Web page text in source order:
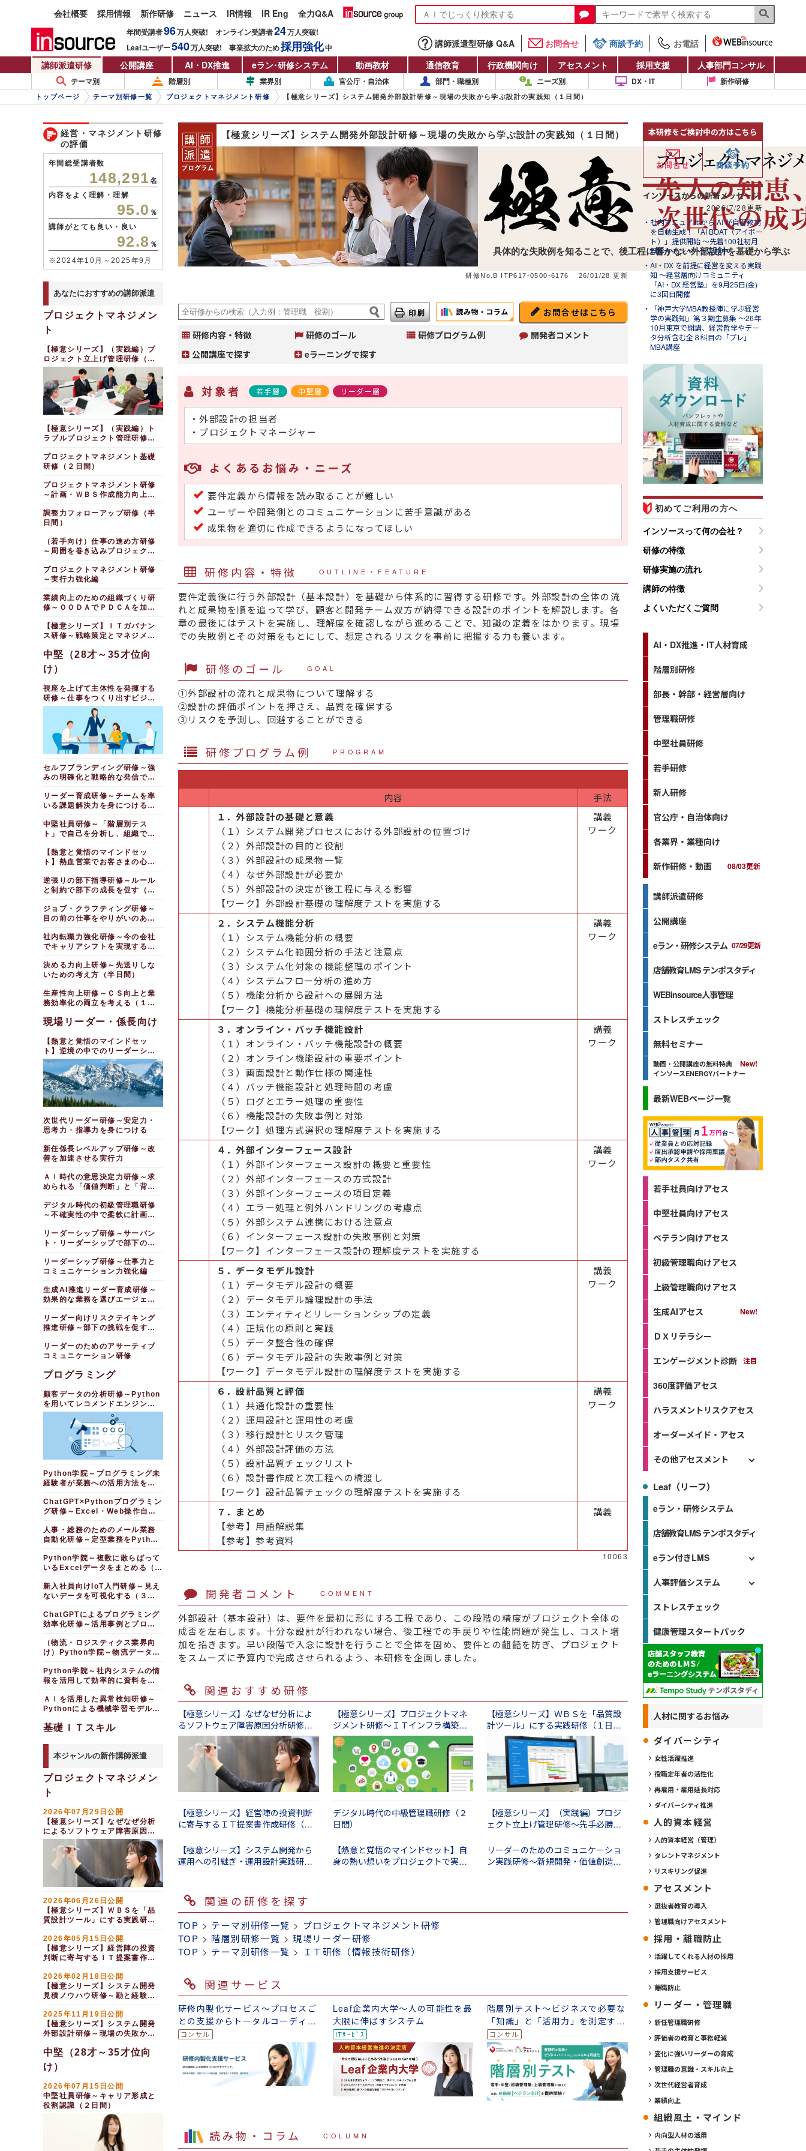
会社概要 採用情報 新作研修 ニュース IR情報 IR Eng 全力Q&A
年間受講者96万人突破! オンライン受講者24万人突破!
Leafユーザー540万人突破! 事業拡大のため採用強化中 講師派遣型研修 Q&A お問合せ 商談予約
お電話
講師派遣研修
公開講座 AI・DX推進 eラン・研修システム 動画教材 通信教育 行政機関向け アセスメント 採用支援 人事部門コンサル
テーマ別 階層別 業界別 官公庁・自治体 部門・職種別 ニーズ別 DX・IT 新作研修
トップページ テーマ別研修一覧 プロジェクトマネジメント研修 【極意シリーズ】システム開発外部設計研修～現場の失敗から学ぶ設計の実践知（１日間）
【極意シリーズ】システム開発外部設計研修～現場の失敗から学ぶ設計の実践知（１日間）
具体的な失敗例を知ることで、後工程に響かない外部設計を基礎から学ぶ
研修No.B ITP617-0500-6176 26/01/28 更新
お問合せはこちら
研修内容・特徴
研修のゴール 研修プログラム例
開発者コメント
公開講座で探す
eラーニングで探す
対象者 若手層 中堅層 リーダー層
・外部設計の担当者
・プロジェクトマネージャー
よくあるお悩み・ニーズ
要件定義から情報を読み取ることが難しい
ユーザーや開発側とのコミュニケーションに苦手意識がある
成果物を適切に作成できるようになってほしい
研修内容・特徴 OUTLINE・FEATURE
要件定義後に行う外部設計（基本設計）を基礎から体系的に習得する研修です。外部設計の全体の流
れと成果物を順を追って学び、顧客と開発チーム双方が納得できる設計のポイントを解説します。各
章の最後にはテストを実施し、理解度を確認しながら進めることで、知識の定着をはかります。現場
での失敗例とその対策をもとにして、想定されるリスクを事前に把握する力も養います。
研修のゴール GOAL
①外部設計の流れと成果物について理解する
②設計の評価ポイントを押さえ、品質を確保する
③リスクを予測し、回避することができる
研修プログラム例 PROGRAM
内容 手法
１．外部設計の基礎と意義
（１）システム開発プロセスにおける外部設計の位置づけ
（２）外部設計の目的と役割
（３）外部設計の成果物一覧
（４）なぜ外部設計が必要か
（５）外部設計の決定が後工程に与える影響
【ワーク】外部設計基礎の理解度テストを実施する
講義
ワーク
２．システム機能分析
（１）システム機能分析の概要
（２）システム化範囲分析の手法と注意点
（３）システム化対象の機能整理のポイント
（４）システムフロー分析の進め方
（５）機能分析から設計への展開方法
【ワーク】機能分析基礎の理解度テストを実施する
講義
ワーク
３．オンライン・バッチ機能設計
（１）オンライン・バッチ機能設計の概要
（２）オンライン機能設計の重要ポイント
（３）画面設計と動作仕様の関連性
（４）バッチ機能設計と処理時間の考慮
（５）ログとエラー処理の重要性
（６）機能設計の失敗事例と対策
【ワーク】処理方式選択の理解度テストを実施する
講義
ワーク
４．外部インターフェース設計
（１）外部インターフェース設計の概要と重要性
（２）外部インターフェースの方式設計
（３）外部インターフェースの項目定義
（４）エラー処理と例外ハンドリングの考慮点
（５）外部システム連携における注意点
（６）インターフェース設計の失敗事例と対策
【ワーク】インターフェース設計の理解度テストを実施する
講義
ワーク
５．データモデル設計
（１）データモデル設計の概要
（２）データモデル論理設計の手法
（３）エンティティとリレーションシップの定義
（４）正規化の原則と実践
（５）データ整合性の確保
（６）データモデル設計の失敗事例と対策
【ワーク】データモデル設計の理解度テストを実施する
講義
ワーク
６．設計品質と評価
（１）共通化設計の重要性
（２）運用設計と運用性の考慮
（３）移行設計とリスク管理
（４）外部設計評価の方法
（５）設計品質チェックリスト
（６）設計書作成と次工程への橋渡し
【ワーク】設計品質チェックの理解度テストを実施する
講義
ワーク
７．まとめ
【参考】用語解説集
【参考】参考資料
講義
10063
開発者コメント COMMENT
外部設計（基本設計）は、要件を最初に形にする工程であり、この段階の精度がプロジェクト全体の
成否を左右します。十分な設計が行われない場合、後工程での手戻りや性能問題が発生し、コスト増
加を招きます。早い段階で入念に設計を行うことで全体を固め、要件との齟齬を防ぎ、プロジェクト
をスムーズに予算内で完成させられるよう、本研修を企画しました。
関連おすすめ研修
【極意シリーズ】なぜなぜ分析によ
るソフトウェア障害原因分析研修
（１日間）
【極意シリーズ】プロジェクトマネ
ジメント研修～ＩＴインフラ構築編
（２日間）
【極意シリーズ】ＷＢＳを「品質設
計ツール」にする実践研修（１日
【極意シリーズ】経営陣の投資判断
に寄与するＩＴ提案書作成研修（１
デジタル時代の中級管理職研修（２
日間）
【極意シリーズ】（実践編）プロジ
ェクト立上げ管理研修～先手必勝の
【極意シリーズ】システム開発から
運用への引継ぎ・運用設計実践研修
【熱意と覚悟のマインドセット】自
身の熱い想いをプロジェクトで実現
リーダーのためのコミュニケーショ
ン実践研修～新規開発・価値創造編
関連の研修を探す
TOP > テーマ別研修一覧 > プロジェクトマネジメント研修
TOP > 階層別研修一覧 >現場リーダー研修
TOP > テーマ別研修一覧 > ＩＴ研修（情報技術研修）
関連サービス
研修内製化サービス～プロセスご
との支援からトータルコーディネ
ートまで
Leaf企業内大学～人の可能性を最
大限に伸ばすシステム
階層別テスト～ビジネスで必要な
「知識」と「活用力」を測定する
テスト
読み物・コラム COLUMN
経営・マネジメント研修
の評価
年間総受講者数
148,291名
内容をよく理解・理解
95.0 ％
講師がとても良い・良い
92.8 ％
※2024年10月～2025年9月
あなたにおすすめの講師派遣
プロジェクトマネジメン
ト
【極意シリーズ】（実践編）プ
ロジェクト立上げ管理研修（２
日間）
【極意シリーズ】（実践編）ト
ラブルプロジェクト管理研修
プロジェクトマネジメント基礎
研修（２日間）
プロジェクトマネジメント研修
～計画・ＷＢＳ作成能力向上
調整力フォローアップ研修（半
日間）
（若手向け）仕事の進め方研修
～周囲を巻き込みプロジェクト
プロジェクトマネジメント研修
～実行力強化編
業績向上のための組織づくり研
修～ＯＯＤＡでＰＤＣＡを加速
【極意シリーズ】ＩＴガバナン
ス研修～戦略策定とマネジメン
中堅（28才～35才位向
け）
視座を上げて主体性を発揮する
研修～仕事をつくり出すビジネ
スパーソンになる（１日間）
セルフブランディング研修～強
みの明確化と戦略的な発信で唯
リーダー育成研修～チームを率
いる課題解決力を身につける
中堅社員研修～「階層別テス
ト」で自己を分析し、組織で活
【熱意と覚悟のマインドセッ
ト】熱血営業でお客さまの心を
逆張りの部下指導研修～ルール
と制約で部下の成長を促す（１
ジョブ・クラフティング研修～
目の前の仕事をやりがいのある
社内転職力強化研修～今の会社
でキャリアシフトを実現する
決める力向上研修～先送りしな
いための考え方（半日間）
生産性向上研修～ＣＳ向上と業
務効率化の両立を考える（１日
現場リーダー・係長向け
【熱意と覚悟のマインドセッ
ト】逆境の中でのリーダーシッ
プ研修
次世代リーダー研修～安定力・
思考力・指導力を身につける
新任係長レベルアップ研修～改
善を加速させる実行力
ＡＩ時代の意思決定力研修～求
められる「価値判断」と「背負
デジタル時代の初級管理職研修
～不確実性の中で柔軟に計画を
リーダーシップ研修～サーバン
ト・リーダーシップで部下の成
リーダーシップ研修～仕事力と
コミュニケーション力強化編
生成AI推進リーダー育成研修～
効果的な業務を選びエージェン
リーダー向けリスクテイキング
推進研修～部下の挑戦を促すチ
リーダーのためのアサーティブ
コミュニケーション研修
プログラミング
顧客データの分析研修～Python
を用いてレコメンドエンジンを
作成する（５日間）
Python学院～プログラミング未
経験者が業務への活用方法を学
ChatGPT×Pythonプログラミン
グ研修～Excel・Web操作自動
人事・総務のためのメール業務
自動化研修～定型業務をPython
Python学院～複数に散らばって
いるExcelデータをまとめる（２
新入社員向けIoT入門研修～見え
ないデータを可視化する（３日
ChatGPTによるプログラミング
効率化研修～活用事例とプロン
（物流・ロジスティクス業界向
け）Python学院～物流データ分
Python学院～社内システムの情
報を活用して効率的に資料を作
ＡＩを活用した異常検知研修～
Pythonによる機械学習モデル開
基礎ＩＴスキル
本ジャンルの新作講師派遣
プロジェクトマネジメン
ト
2026年07月29日公開
【極意シリーズ】なぜなぜ分析
によるソフトウェア障害原因分
析研修（１日間）
2026年06月26日公開
【極意シリーズ】ＷＢＳを「品
質設計ツール」にする実践研修
2026年05月15日公開
【極意シリーズ】経営陣の投資
判断に寄与するＩＴ提案書作成
2026年02月18日公開
【極意シリーズ】システム開発
見積ノウハウ研修～勘と経験か
2025年11月19日公開
【極意シリーズ】システム開発
外部設計研修～現場の失敗から
中堅（28才～35才位向
け）
2026年07月15日公開
中堅社員研修～キャリア形成と
役割認識（２日間）
本研修をご検討中の方はこちら
お問合せ 商談予約
インソースからの新着メッセージ
2026/7/28更新
社内マニュアルから AI が自習教材
を自動生成！「AI BOAT（アイボー
ト）」提供開始 ～先着100社初月
無料キャンペーン実施中
AI・DX を前提に経営を変える実践
知 ～経営層向けコミュニティ
「AI・DX 経営塾」を9月25日(金)
に3回目開催
「神戸大学MBA教授陣に学ぶ経営
学の実践知」第３期生募集 ～26年
10月東京で開講、経営哲学やデー
タ分析含む全８科目の「プレ」
MBA講座
コラム「パワークエリでできる
初めてご利用の方へ
インソースって何の会社？
研修の特徴
研修実施の流れ
講師の特徴
よくいただくご質問
AI・DX推進・IT人材育成
階層別研修
部長・幹部・経営層向け
管理職研修
中堅社員研修
若手研修
新人研修
官公庁・自治体向け
各業界・業種向け
新作研修・動画 08/03更新
講師派遣研修
公開講座
eラン・研修システム 07/29更新
店舗教育LMS テンポスタディ
WEBinsource人事管理
ストレスチェック
無料セミナー
動画・公開講座の無料特典
インソースENERGYパートナー
最新WEBページ一覧
若手社員向けアセス
中堅社員向けアセス
ベテラン向けアセス
初級管理職向けアセス
上級管理職向けアセス
生成AIアセス
ＤＸリテラシー
エンゲージメント診断
360度評価アセス
ハラスメントリスクアセス
オーダーメイド・アセス
その他アセスメント
Leaf（リーフ）
eラン・研修システム
店舗教育LMS テンポスタディ
eラン付きLMS
人事評価システム
ストレスチェック
健康管理スタートパック
人材に関するお悩み
ダイバーシティ
女性活躍推進
役職定年者の活性化
再雇用・雇用延長対応
ダイバーシティ推進
人的資本経営
人的資本経営（管理）
タレントマネジメント
リスキリング促進
アセスメント
選抜者教育の導入
管理職向けアセスメント
採用・離職防止
活躍してくれる人材の採用
採用支援サービス
離職防止
リーダー・管理職
新任管理職研修
評価者の教育と事務軽減
変化に強いリーダーの育成
管理職の意識・スキル向上
次世代経営者育成
業績向上
組織風土・マインド
内向型人材の活用